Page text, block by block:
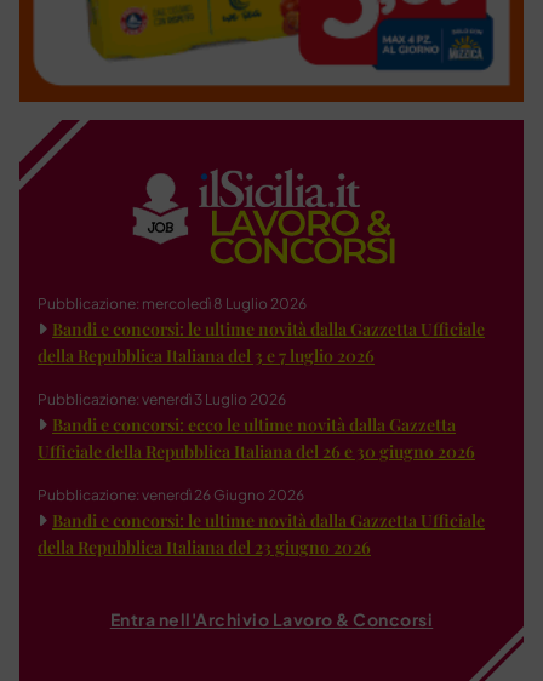
Pubblicazione: mercoledì 8 Luglio 2026
Bandi e concorsi: le ultime novità dalla Gazzetta Ufficiale
della Repubblica Italiana del 3 e 7 luglio 2026
Pubblicazione: venerdì 3 Luglio 2026
Bandi e concorsi: ecco le ultime novità dalla Gazzetta
Ufficiale della Repubblica Italiana del 26 e 30 giugno 2026
Pubblicazione: venerdì 26 Giugno 2026
Bandi e concorsi: le ultime novità dalla Gazzetta Ufficiale
della Repubblica Italiana del 23 giugno 2026
Entra nell'Archivio Lavoro & Concorsi